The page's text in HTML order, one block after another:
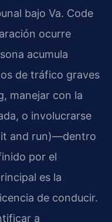
bajo Va. Code
ocurre
acumula
de tráfico graves
manejar con la
o involucrarse
and run)—dentro
por el
es la
de conducir.
a